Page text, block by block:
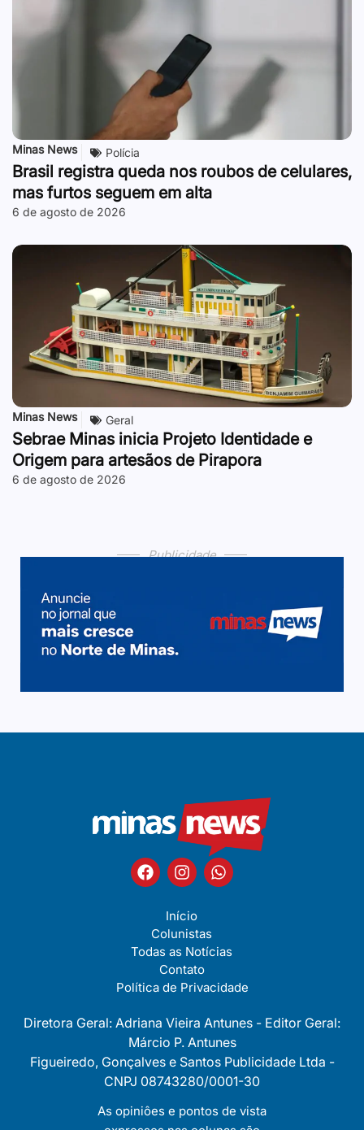
Minas News Polícia
Brasil registra queda nos roubos de celulares,
mas furtos seguem em alta
6 de agosto de 2026
Minas News Geral
Sebrae Minas inicia Projeto Identidade e
Origem para artesãos de Pirapora
6 de agosto de 2026
Publicidade
Início
Colunistas
Todas as Notícias
Contato
Política de Privacidade
Diretora Geral: Adriana Vieira Antunes - Editor Geral:
Márcio P. Antunes
Figueiredo, Gonçalves e Santos Publicidade Ltda -
CNPJ 08743280/0001-30
As opiniôes e pontos de vista